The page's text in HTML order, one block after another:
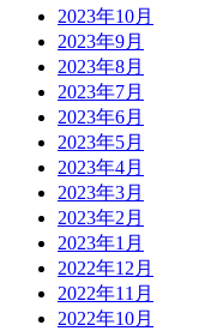
2023年10月
2023年9月
2023年8月
2023年7月
2023年6月
2023年5月
2023年4月
2023年3月
2023年2月
2023年1月
2022年12月
2022年11月
2022年10月